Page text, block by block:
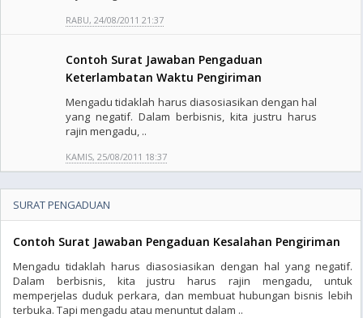
RABU, 24/08/2011 21:37
Contoh Surat Jawaban Pengaduan
Keterlambatan Waktu Pengiriman
Mengadu tidaklah harus diasosiasikan dengan hal
yang negatif. Dalam berbisnis, kita justru harus
rajin mengadu, ..
KAMIS, 25/08/2011 18:37
SURAT PENGADUAN
Contoh Surat Jawaban Pengaduan Kesalahan Pengiriman
Mengadu tidaklah harus diasosiasikan dengan hal yang negatif.
Dalam berbisnis, kita justru harus rajin mengadu, untuk
memperjelas duduk perkara, dan membuat hubungan bisnis lebih
terbuka. Tapi mengadu atau menuntut dalam ..